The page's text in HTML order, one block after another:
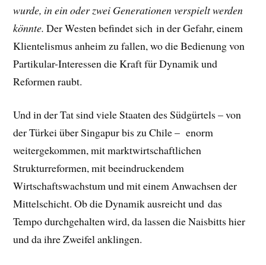
wurde, in ein oder zwei Generationen verspielt werden
könnte. Der Westen befindet sich in der Gefahr, einem
Klientelismus anheim zu fallen, wo die Bedienung von
Partikular-Interessen die Kraft für Dynamik und
Reformen raubt.
Und in der Tat sind viele Staaten des Südgürtels – von
der Türkei über Singapur bis zu Chile – enorm
weitergekommen, mit marktwirtschaftlichen
Strukturreformen, mit beeindruckendem
Wirtschaftswachstum und mit einem Anwachsen der
Mittelschicht. Ob die Dynamik ausreicht und das
Tempo durchgehalten wird, da lassen die Naisbitts hier
und da ihre Zweifel anklingen.